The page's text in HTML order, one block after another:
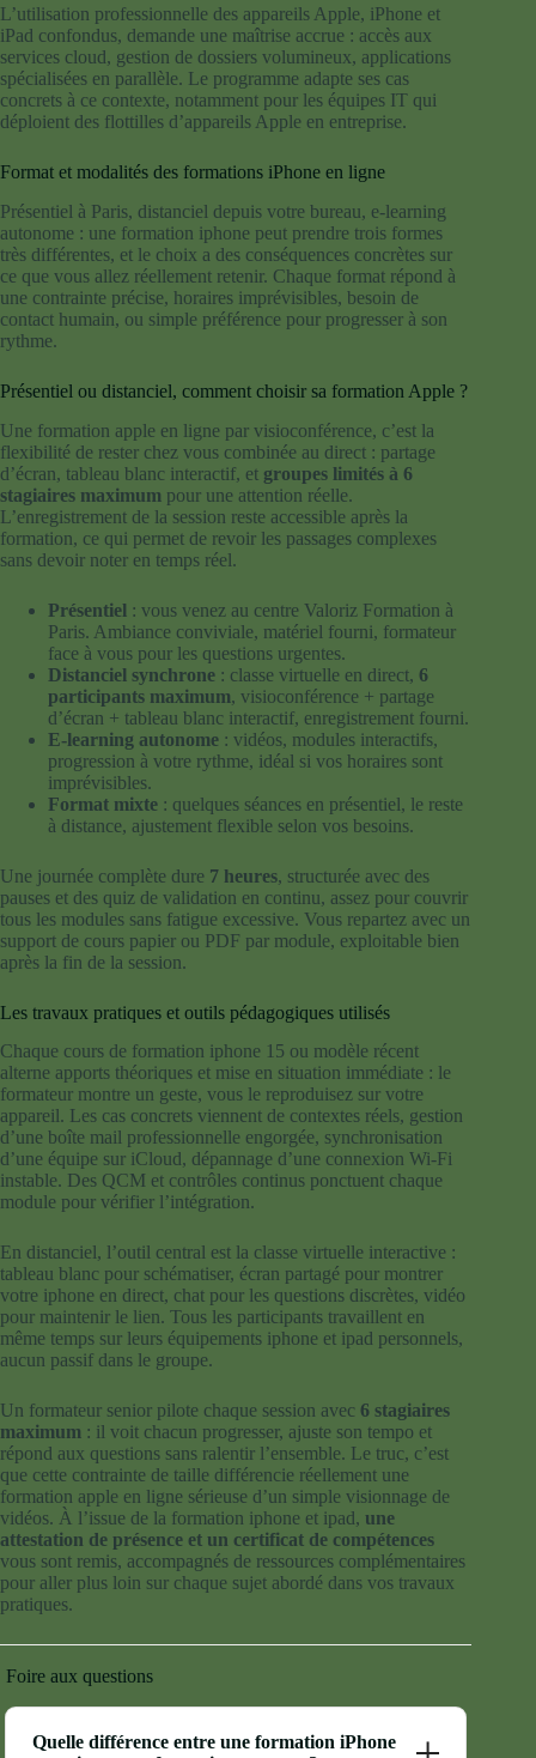
L’utilisation professionnelle des appareils Apple, iPhone et
iPad confondus, demande une maîtrise accrue : accès aux
services cloud, gestion de dossiers volumineux, applications
spécialisées en parallèle. Le programme adapte ses cas
concrets à ce contexte, notamment pour les équipes IT qui
déploient des flottilles d’appareils Apple en entreprise.
Format et modalités des formations iPhone en ligne
Présentiel à Paris, distanciel depuis votre bureau, e-learning
autonome : une formation iphone peut prendre trois formes
très différentes, et le choix a des conséquences concrètes sur
ce que vous allez réellement retenir. Chaque format répond à
une contrainte précise, horaires imprévisibles, besoin de
contact humain, ou simple préférence pour progresser à son
rythme.
Présentiel ou distanciel, comment choisir sa formation Apple ?
Une formation apple en ligne par visioconférence, c’est la
flexibilité de rester chez vous combinée au direct : partage
d’écran, tableau blanc interactif, et groupes limités à 6
stagiaires maximum pour une attention réelle.
L’enregistrement de la session reste accessible après la
formation, ce qui permet de revoir les passages complexes
sans devoir noter en temps réel.
Présentiel : vous venez au centre Valoriz Formation à
Paris. Ambiance conviviale, matériel fourni, formateur
face à vous pour les questions urgentes.
Distanciel synchrone : classe virtuelle en direct, 6
participants maximum, visioconférence + partage
d’écran + tableau blanc interactif, enregistrement fourni.
E-learning autonome : vidéos, modules interactifs,
progression à votre rythme, idéal si vos horaires sont
imprévisibles.
Format mixte : quelques séances en présentiel, le reste
à distance, ajustement flexible selon vos besoins.
Une journée complète dure 7 heures, structurée avec des
pauses et des quiz de validation en continu, assez pour couvrir
tous les modules sans fatigue excessive. Vous repartez avec un
support de cours papier ou PDF par module, exploitable bien
après la fin de la session.
Les travaux pratiques et outils pédagogiques utilisés
Chaque cours de formation iphone 15 ou modèle récent
alterne apports théoriques et mise en situation immédiate : le
formateur montre un geste, vous le reproduisez sur votre
appareil. Les cas concrets viennent de contextes réels, gestion
d’une boîte mail professionnelle engorgée, synchronisation
d’une équipe sur iCloud, dépannage d’une connexion Wi-Fi
instable. Des QCM et contrôles continus ponctuent chaque
module pour vérifier l’intégration.
En distanciel, l’outil central est la classe virtuelle interactive :
tableau blanc pour schématiser, écran partagé pour montrer
votre iphone en direct, chat pour les questions discrètes, vidéo
pour maintenir le lien. Tous les participants travaillent en
même temps sur leurs équipements iphone et ipad personnels,
aucun passif dans le groupe.
Un formateur senior pilote chaque session avec 6 stagiaires
maximum : il voit chacun progresser, ajuste son tempo et
répond aux questions sans ralentir l’ensemble. Le truc, c’est
que cette contrainte de taille différencie réellement une
formation apple en ligne sérieuse d’un simple visionnage de
vidéos. À l’issue de la formation iphone et ipad, une
attestation de présence et un certificat de compétences
vous sont remis, accompagnés de ressources complémentaires
pour aller plus loin sur chaque sujet abordé dans vos travaux
pratiques.
Foire aux questions
Quelle différence entre une formation iPhone